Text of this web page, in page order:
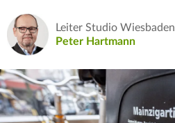
Leiter Studio Wiesbaden
Peter Hartmann